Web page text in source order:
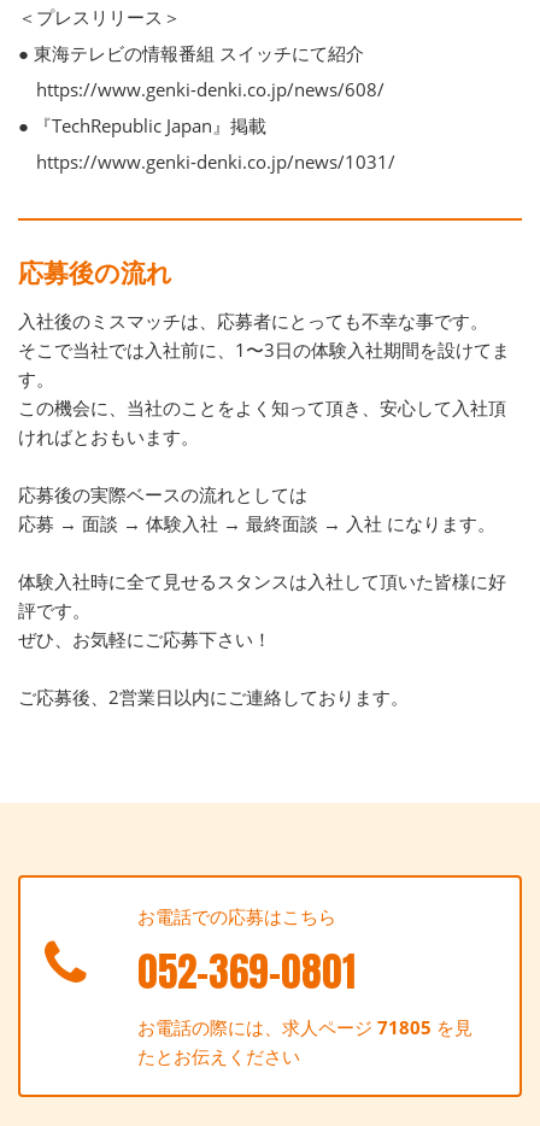
＜プレスリリース＞
● 東海テレビの情報番組 スイッチにて紹介
https://www.genki-denki.co.jp/news/608/
● 『TechRepublic Japan』掲載
https://www.genki-denki.co.jp/news/1031/
応募後の流れ
入社後のミスマッチは、応募者にとっても不幸な事です。
そこで当社では入社前に、1〜3日の体験入社期間を設けてま
す。
この機会に、当社のことをよく知って頂き、安心して入社頂
ければとおもいます。
応募後の実際ベースの流れとしては
応募 → 面談 → 体験入社 → 最終面談 → 入社 になります。
体験入社時に全て見せるスタンスは入社して頂いた皆様に好
評です。
ぜひ、お気軽にご応募下さい！
ご応募後、2営業日以内にご連絡しております。
お電話での応募はこちら
052-369-0801
お電話の際には、求人ページ71805 を見
たとお伝えください